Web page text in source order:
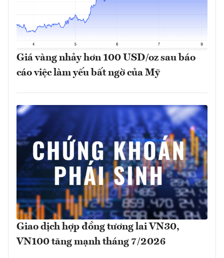
Giá vàng nhảy hơn 100 USD/oz sau báo
cáo việc làm yếu bất ngờ của Mỹ
Giao dịch hợp đồng tương lai VN30,
VN100 tăng mạnh tháng 7/2026